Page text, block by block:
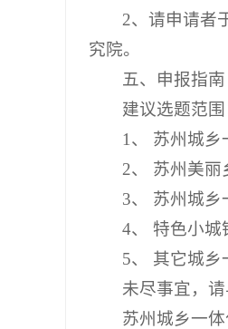
2、请申请者
究院。
五、申报指南
建议选题范围
1、 苏州城
2、 苏州美丽
3、 苏州城乡
4、 特色小城
5、 其它城乡
未尽事宜，
苏州城乡一